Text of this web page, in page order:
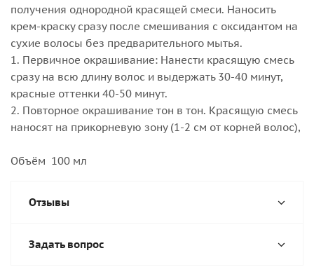
получения однородной красящей смеси. Наносить
крем-краску сразу после смешивания с оксидантом на
сухие волосы без предварительного мытья.
1. Первичное окрашивание: Нанести красящую смесь
сразу на всю длину волос и выдержать 30-40 минут,
красные оттенки 40-50 минут.
2. Повторное окрашивание тон в тон. Красящую смесь
наносят на прикорневую зону (1-2 см от корней волос),
Объём 100 мл
Отзывы
Задать вопрос